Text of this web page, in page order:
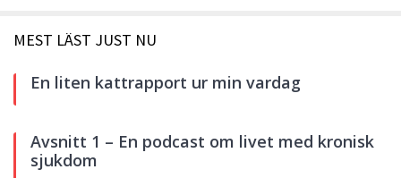
MEST LÄST JUST NU
En liten kattrapport ur min vardag
Avsnitt 1 – En podcast om livet med kronisk
sjukdom